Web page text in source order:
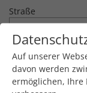
Straße
*
*
Auf unserer
davon werden
ermöglichen, Ihre